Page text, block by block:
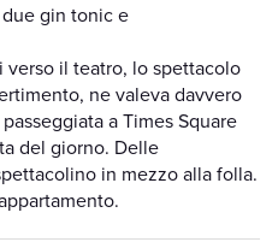
gin tonic e
verso il teatro, lo spettacolo
ne valeva davvero
a Times Square
del giorno. Delle
in mezzo alla folla.